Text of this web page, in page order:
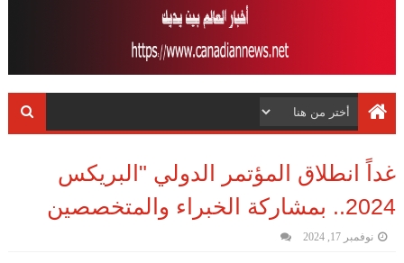
غداً انطلاق المؤتمر الدولي "البريكس
2024.. بمشاركة الخبراء والمتخصصين
نوفمبر 17, 2024